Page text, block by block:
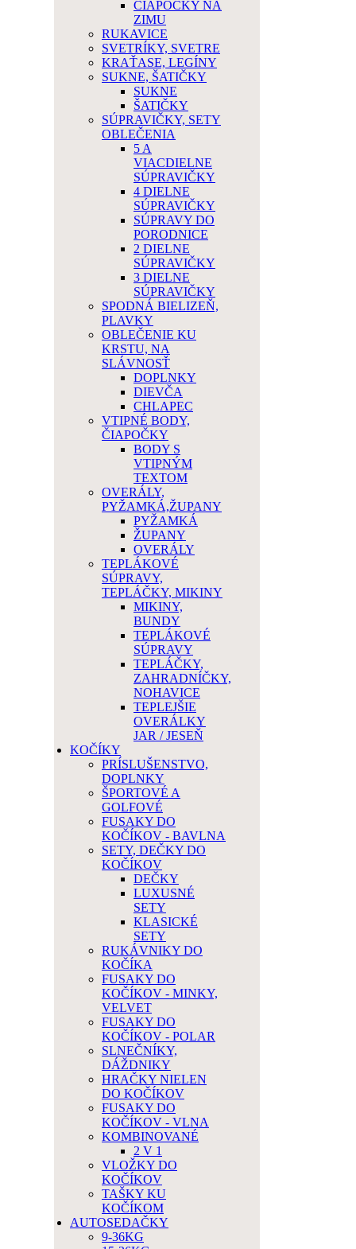
ČIAPOČKY NA
ZIMU
RUKAVICE
SVETRÍKY, SVETRE
KRAŤASE, LEGÍNY
SUKNE, ŠATIČKY
SUKNE
ŠATIČKY
SÚPRAVIČKY, SETY
OBLEČENIA
5 A
VIACDIELNE
SÚPRAVIČKY
4 DIELNE
SÚPRAVIČKY
SÚPRAVY DO
PORODNICE
2 DIELNE
SÚPRAVIČKY
3 DIELNE
SÚPRAVIČKY
SPODNÁ BIELIZEŇ,
PLAVKY
OBLEČENIE KU
KRSTU, NA
SLÁVNOSŤ
DOPLNKY
DIEVČA
CHLAPEC
VTIPNÉ BODY,
ČIAPOČKY
BODY S
VTIPNÝM
TEXTOM
OVERÁLY,
PYŽAMKÁ,ŽUPANY
PYŽAMKÁ
ŽUPANY
OVERÁLY
TEPLÁKOVÉ
SÚPRAVY,
TEPLÁČKY, MIKINY
MIKINY,
BUNDY
TEPLÁKOVÉ
SÚPRAVY
TEPLÁČKY,
ZAHRADNÍČKY,
NOHAVICE
TEPLEJŠIE
OVERÁLKY
JAR / JESEŇ
KOČÍKY
PRÍSLUŠENSTVO,
DOPLNKY
ŠPORTOVÉ A
GOLFOVÉ
FUSAKY DO
KOČÍKOV - BAVLNA
SETY, DEČKY DO
KOČÍKOV
DEČKY
LUXUSNÉ
SETY
KLASICKÉ
SETY
RUKÁVNIKY DO
KOČÍKA
FUSAKY DO
KOČÍKOV - MINKY,
VELVET
FUSAKY DO
KOČÍKOV - POLAR
SLNEČNÍKY,
DÁŽDNIKY
HRAČKY NIELEN
DO KOČÍKOV
FUSAKY DO
KOČÍKOV - VLNA
KOMBINOVANÉ
2 V 1
VLOŽKY DO
KOČÍKOV
TAŠKY KU
KOČÍKOM
AUTOSEDAČKY
9-36KG